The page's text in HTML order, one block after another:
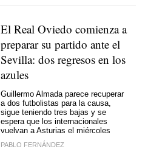
El Real Oviedo comienza a
preparar su partido ante el
Sevilla: dos regresos en los
azules
Guillermo Almada parece recuperar
a dos futbolistas para la causa,
sigue teniendo tres bajas y se
espera que los internacionales
vuelvan a Asturias el miércoles
PABLO FERNÁNDEZ